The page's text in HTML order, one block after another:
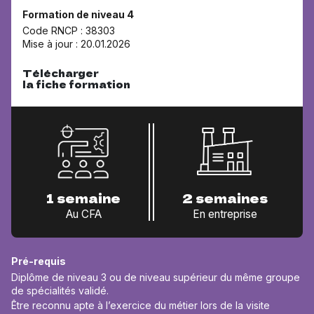
Formation de niveau 4
Code RNCP : 38303
Mise à jour : 20.01.2026
Télécharger
la fiche formation
1 semaine
Au CFA
2 semaines
En entreprise
Pré-requis
Diplôme de niveau 3 ou de niveau supérieur du même groupe
de spécialités validé.
Être reconnu apte à l’exercice du métier lors de la visite